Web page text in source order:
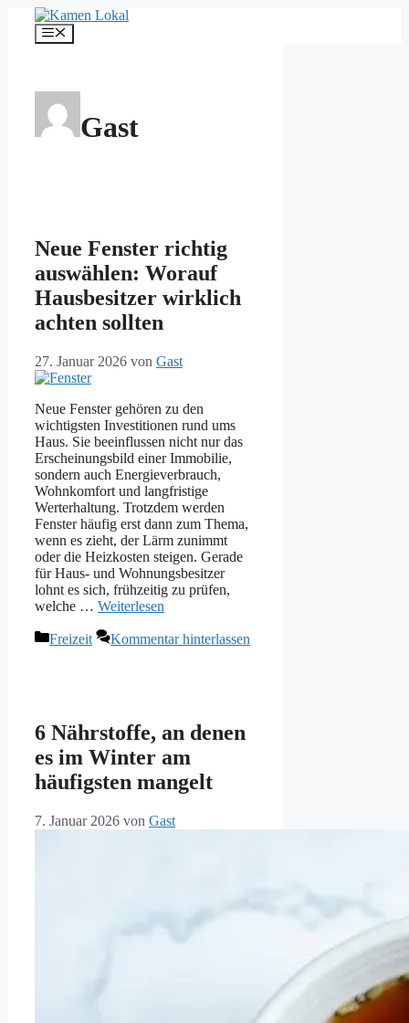
Inhalt
springen
Menü
Gast
Neue Fenster richtig
auswählen: Worauf
Hausbesitzer wirklich
achten sollten
27. Januar 2026 von Gast
Neue Fenster gehören zu den
wichtigsten Investitionen rund ums
Haus. Sie beeinflussen nicht nur das
Erscheinungsbild einer Immobilie,
sondern auch Energieverbrauch,
Wohnkomfort und langfristige
Werterhaltung. Trotzdem werden
Fenster häufig erst dann zum Thema,
wenn es zieht, der Lärm zunimmt
oder die Heizkosten steigen. Gerade
für Haus- und Wohnungsbesitzer
lohnt es sich, frühzeitig zu prüfen,
welche … Weiterlesen
Kategorien
Freizeit Kommentar hinterlassen
6 Nährstoffe, an denen
es im Winter am
häufigsten mangelt
7. Januar 2026 von Gast